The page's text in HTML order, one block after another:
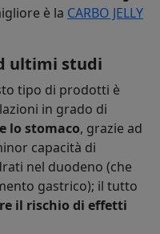
è la CARBO JELLY
ultimi studi
tipo di prodotti è
in grado di
lo stomaco, grazie ad
capacità di
nel duodeno (che
gastrico); il tutto
il rischio di effetti